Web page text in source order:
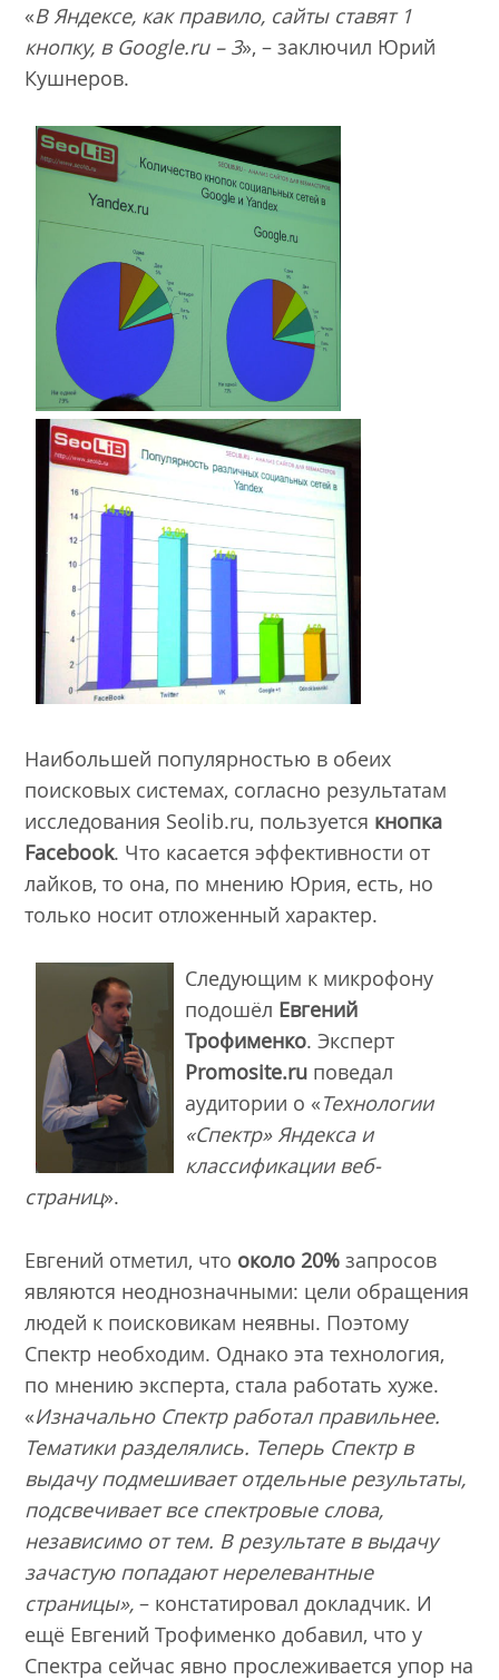
«В Яндексе, как правило, сайты ставят 1
кнопку, в Google.ru– 3», – заключил Юрий
Кушнеров.
Наибольшей популярностью в обеих
поисковых системах, согласно результатам
исследования Seolib.ru, пользуется кнопка
Facebook. Что касается эффективности от
лайков, то она, по мнению Юрия, есть, но
только носит отложенный характер.
Следующим к микрофону
подошёл Евгений
Трофименко. Эксперт
Promosite.ru поведал
аудитории о «Технологии
«Спектр» Яндекса и
классификации веб-
страниц».
Евгений отметил, что около 20% запросов
являются неоднозначными: цели обращения
людей к поисковикам неявны. Поэтому
Спектр необходим. Однако эта технология,
по мнению эксперта, стала работать хуже.
«Изначально Спектр работал правильнее.
Тематики разделялись. Теперь Спектр в
выдачу подмешивает отдельные результаты,
подсвечивает все спектровые слова,
независимо от тем. В результате в выдачу
зачастую попадают нерелевантные
страницы», – констатировал докладчик. И
ещё Евгений Трофименко добавил, что у
Спектра сейчас явно прослеживается упор на